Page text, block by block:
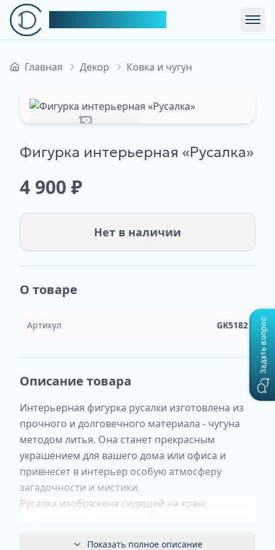
Главная Декор Ковка и чугун
Фигурка интерьерная «Русалка»
4 900 ₽
Нет в наличии
О товаре
Артикул GK5182
Описание товара
Интерьерная фигурка русалки изготовлена из
прочного и долговечного материала - чугуна
методом литья. Она станет прекрасным
украшением для вашего дома или офиса и
привнесет в интерьер особую атмосферу
загадочности и мистики.
Русалка изображена сидящей на краю
Показать полное описание
Задать вопрос